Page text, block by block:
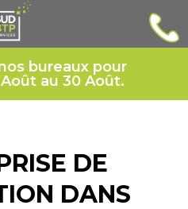
bureaux pour
au 30 Août.
DE
DANS